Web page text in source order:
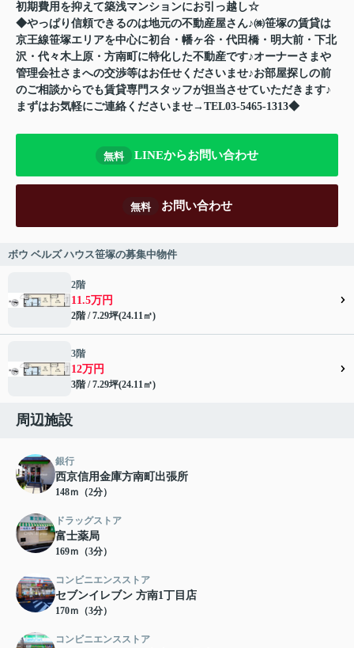
初期費用を抑えて築浅マンションにお引っ越し☆
◆やっぱり信頼できるのは地元の不動産屋さん♪㈱笹塚の賃貸は
京王線笹塚エリアを中心に初台・幡ヶ谷・代田橋・明大前・下北
沢・代々木上原・方南町に特化した不動産です♪オーナーさまや
管理会社さまへの交渉等はお任せくださいませ♪お部屋探しの前
のご相談からでも賃貸専門スタッフが担当させていただきます♪
まずはお気軽にご連絡くださいませ→TEL03-5465-1313◆
無料 LINEからお問い合わせ
無料 お問い合わせ
ボウ ベルズ ハウス笹塚の募集中物件
2階
11.5万円
2階 / 7.29坪(24.11㎡)
3階
12万円
3階 / 7.29坪(24.11㎡)
周辺施設
銀行
西京信用金庫方南町出張所
148ｍ（2分）
ドラッグストア
富士薬局
169ｍ（3分）
コンビニエンスストア
セブンイレブン 方南1丁目店
170ｍ（3分）
コンビニエンスストア